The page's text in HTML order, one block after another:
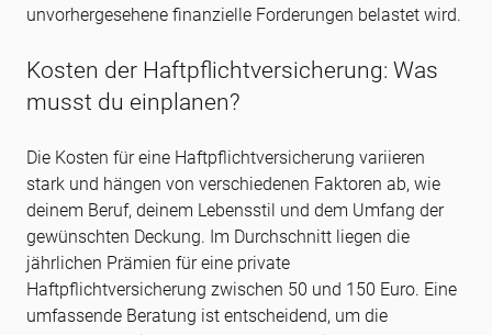
unvorhergesehene finanzielle Forderungen belastet wird.
Kosten der Haftpflichtversicherung: Was
musst du einplanen?
Die Kosten für eine Haftpflichtversicherung variieren
stark und hängen von verschiedenen Faktoren ab, wie
deinem Beruf, deinem Lebensstil und dem Umfang der
gewünschten Deckung. Im Durchschnitt liegen die
jährlichen Prämien für eine private
Haftpflichtversicherung zwischen 50 und 150 Euro. Eine
umfassende Beratung ist entscheidend, um die